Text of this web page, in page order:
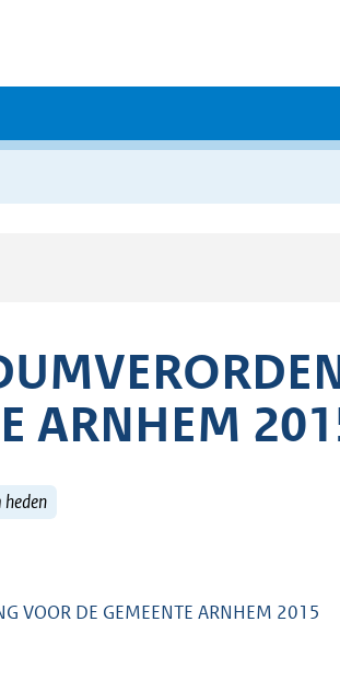
ARNHEM
VOOR DE GEMEENTE ARNHEM 2015